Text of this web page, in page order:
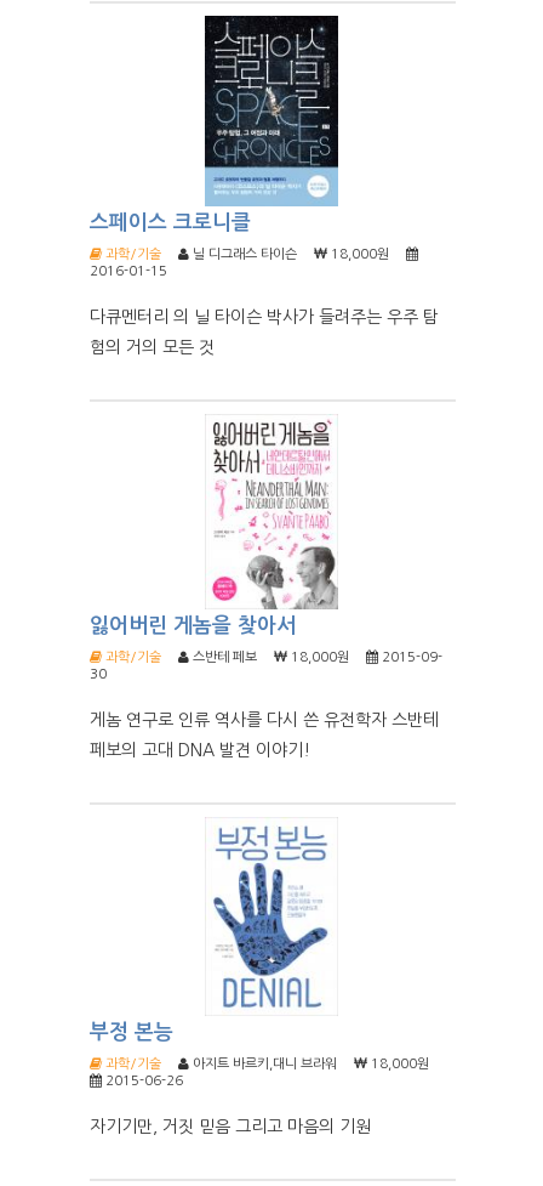
스페이스 크로니클
과학/기술 닐 디그래스 타이슨
18,000원
2016-01-15
다큐멘터리 의 닐 타이슨 박사가 들려주는 우주 탐
험의 거의 모든 것
잃어버린 게놈을 찾아서
과학/기술 스반테 페보 18,000원
2015-09-
30
게놈 연구로 인류 역사를 다시 쓴 유전학자 스반테
페보의 고대 DNA 발견 이야기!
부정 본능
과학/기술 아지트 바르키,대니 브라워
18,000원
2015-06-26
자기기만, 거짓 믿음 그리고 마음의 기원